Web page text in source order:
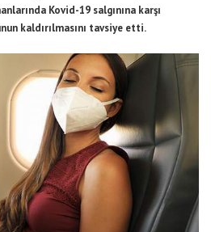
Kovid-19 salgınına karşı
kaldırılmasını tavsiye etti.